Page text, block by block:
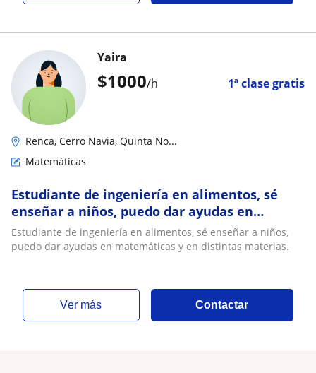
$1000/h 1ª clase gratis
Yaira
Renca, Cerro Navia, Quinta No...
Matemáticas
Estudiante de ingeniería en alimentos, sé
enseñar a niños, puedo dar ayudas en
matemáticas y en distintas materias
Estudiante de ingeniería en alimentos, sé enseñar a niños,
puedo dar ayudas en matemáticas y en distintas materias.
ver más Contactar